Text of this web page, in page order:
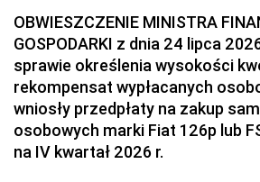
OBWIESZCZENIE MINISTRA
GOSPODARKI z dnia 24 lipca
sprawie określenia wysokości
rekompensat wypłacanych
wniosły przedpłaty na zakup
osobowych marki Fiat 126p lub
na IV kwartał 2026 r.